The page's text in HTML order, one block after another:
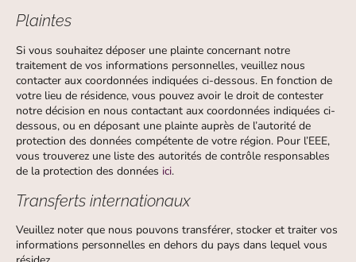
Plaintes
Si vous souhaitez déposer une plainte concernant notre
traitement de vos informations personnelles, veuillez nous
contacter aux coordonnées indiquées ci-dessous. En fonction de
votre lieu de résidence, vous pouvez avoir le droit de contester
notre décision en nous contactant aux coordonnées indiquées ci-
dessous, ou en déposant une plainte auprès de l’autorité de
protection des données compétente de votre région. Pour l’EEE,
vous trouverez une liste des autorités de contrôle responsables
de la protection des données ici.
Transferts internationaux
Veuillez noter que nous pouvons transférer, stocker et traiter vos
informations personnelles en dehors du pays dans lequel vous